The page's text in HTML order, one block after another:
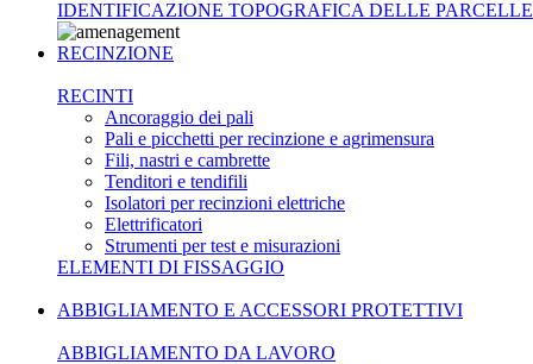
IDENTIFICAZIONE TOPOGRAFICA DELLE PARCELLE
RECINZIONE
RECINTI
Ancoraggio dei pali
Pali e picchetti per recinzione e agrimensura
Fili, nastri e cambrette
Tenditori e tendifili
Isolatori per recinzioni elettriche
Elettrificatori
Strumenti per test e misurazioni
ELEMENTI DI FISSAGGIO
ABBIGLIAMENTO E ACCESSORI PROTETTIVI
ABBIGLIAMENTO DA LAVORO